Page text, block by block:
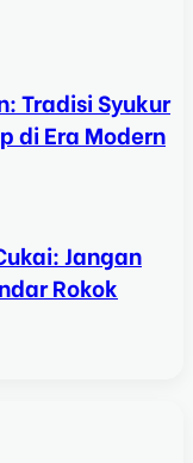
Tradisi Syukur
di Era Modern
Jangan
Rokok